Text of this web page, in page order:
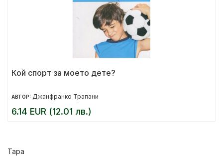
Кой спорт за моето дете?
АВТОР: Джанфранко Трапани
6.14 EUR (12.01 лв.)
Тара